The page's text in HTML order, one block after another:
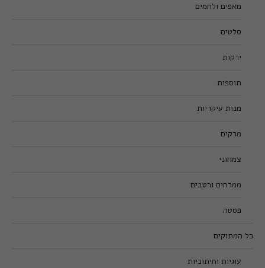
מאפים ולחמים
סלטים
ירקות
תוספות
מנות עיקריות
מרקים
צמחוני
ממרחים ורטבים
פסטה
כל המתוקים
עוגיות וחיתוכיות